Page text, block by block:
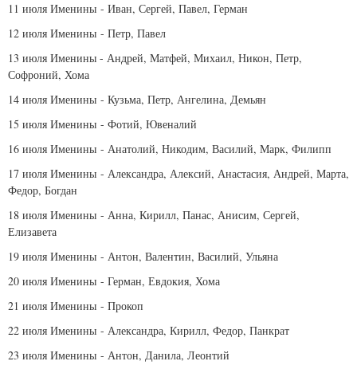
11 июля Именины - Иван, Сергей, Павел, Герман
12 июля Именины - Петр, Павел
13 июля Именины - Андрей, Матфей, Михаил, Никон, Петр,
Софроний, Хома
14 июля Именины - Кузьма, Петр, Ангелина, Демьян
15 июля Именины - Фотий, Ювеналий
16 июля Именины - Анатолий, Никодим, Василий, Марк, Филипп
17 июля Именины - Александра, Алексий, Анастасия, Андрей, Марта,
Федор, Богдан
18 июля Именины - Анна, Кирилл, Панас, Анисим, Сергей,
Елизавета
19 июля Именины - Антон, Валентин, Василий, Ульяна
20 июля Именины - Герман, Евдокия, Хома
21 июля Именины - Прокоп
22 июля Именины - Александра, Кирилл, Федор, Панкрат
23 июля Именины - Антон, Данила, Леонтий